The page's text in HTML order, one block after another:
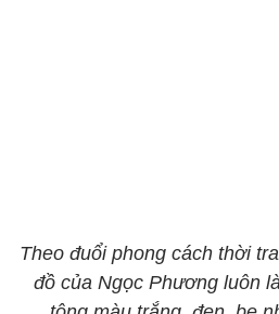
Theo đuổi phong cách thời
đồ của Ngọc Phương luôn